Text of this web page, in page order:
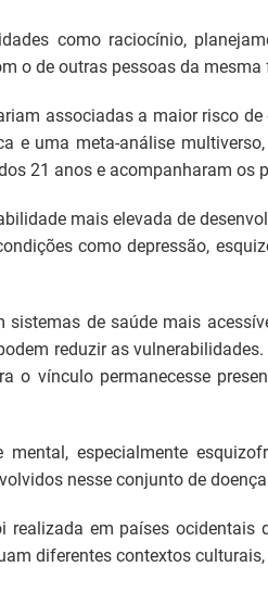
como raciocínio,
o de outras pessoas da mesma
associadas a maior risco
e uma meta-análise
21 anos e acompanharam os
mais elevada de
como depressão,
de saúde mais
reduzir as
o vínculo permanecesse
especialmente
nesse conjunto de
em países ocidentais
diferentes contextos